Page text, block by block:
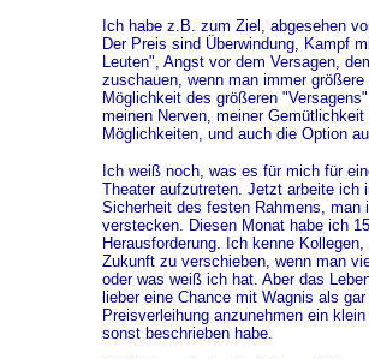
Ich habe z.B. zum Ziel, abgesehen
Der Preis sind Überwindung, Kampf
Leuten", Angst vor dem Versagen,
zuschauen, wenn man immer
Möglichkeit des größeren
meinen Nerven, meiner
Möglichkeiten, und auch die Option
Ich weiß noch, was es für mich für
Theater aufzutreten. Jetzt arbeite ich
Sicherheit des festen Rahmens,
verstecken. Diesen Monat habe ich
Herausforderung. Ich kenne
Zukunft zu verschieben, wenn man
oder was weiß ich hat. Aber das
lieber eine Chance mit Wagnis als
Preisverleihung anzunehmen ein
sonst beschrieben habe.